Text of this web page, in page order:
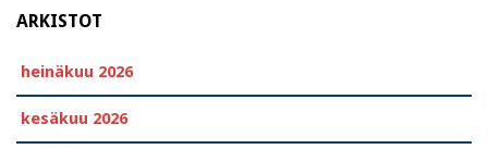
ARKISTOT
heinäkuu 2026
kesäkuu 2026